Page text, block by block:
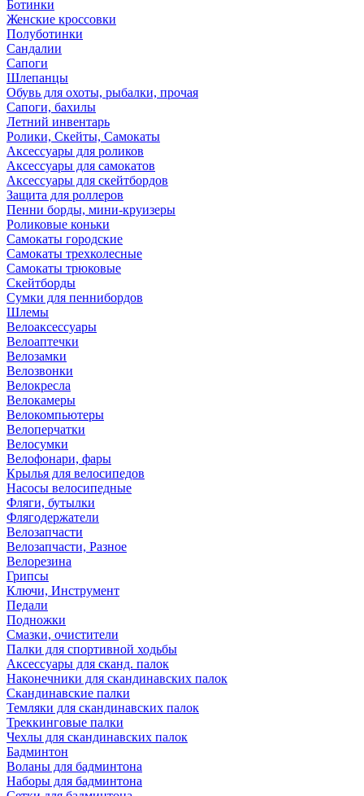
Ботинки
Женские кроссовки
Полуботинки
Сандалии
Сапоги
Шлепанцы
Обувь для охоты, рыбалки, прочая
Сапоги, бахилы
Летний инвентарь
Ролики, Скейты, Самокаты
Аксессуары для роликов
Аксессуары для самокатов
Аксессуары для скейтбордов
Защита для роллеров
Пенни борды, мини-круизеры
Роликовые коньки
Самокаты городские
Самокаты трехколесные
Самокаты трюковые
Скейтборды
Сумки для пеннибордов
Шлемы
Велоаксессуары
Велоаптечки
Велозамки
Велозвонки
Велокресла
Велокамеры
Велокомпьютеры
Велоперчатки
Велосумки
Велофонари, фары
Крылья для велосипедов
Насосы велосипедные
Фляги, бутылки
Флягодержатели
Велозапчасти
Велозапчасти, Разное
Велорезина
Грипсы
Ключи, Инструмент
Педали
Подножки
Смазки, очистители
Палки для спортивной ходьбы
Аксессуары для сканд. палок
Наконечники для скандинавских палок
Скандинавские палки
Темляки для скандинавских палок
Треккинговые палки
Чехлы для скандинавских палок
Бадминтон
Воланы для бадминтона
Наборы для бадминтона